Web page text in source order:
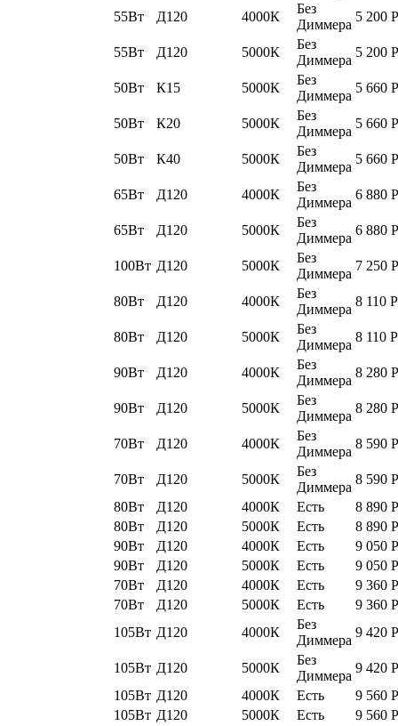
55Вт Д120 4000К
Без
Диммера
5 200 Р
55Вт Д120 5000К
Без
Диммера
5 200 Р
50Вт К15 5000К
Без
Диммера
5 660 Р
50Вт К20 5000К
Без
Диммера
5 660 Р
50Вт К40 5000К
Без
Диммера
5 660 Р
65Вт Д120 4000К
Без
Диммера
6 880 Р
65Вт Д120 5000К
Без
Диммера
6 880 Р
100Вт Д120 5000К
Без
Диммера
7 250 Р
80Вт Д120 4000К
Без
Диммера
8 110 Р
80Вт Д120 5000К
Без
Диммера
8 110 Р
90Вт Д120 4000К
Без
Диммера
8 280 Р
90Вт Д120 5000К
Без
Диммера
8 280 Р
70Вт Д120 4000К
Без
Диммера
8 590 Р
70Вт Д120 5000К
Без
Диммера
8 590 Р
80Вт
Д120 4000К Есть 8 890 Р
80Вт
Д120 5000К Есть 8 890 Р
90Вт
Д120 4000К Есть 9 050 Р
90Вт
Д120 5000К Есть 9 050 Р
70Вт
Д120 4000К Есть 9 360 Р
70Вт
Д120 5000К Есть 9 360 Р
105Вт Д120 4000К
Без
Диммера
9 420 Р
105Вт Д120 5000К
Без
Диммера
9 420 Р
105Вт Д120 4000К Есть 9 560 Р
105Вт Д120 5000К Есть 9 560 Р